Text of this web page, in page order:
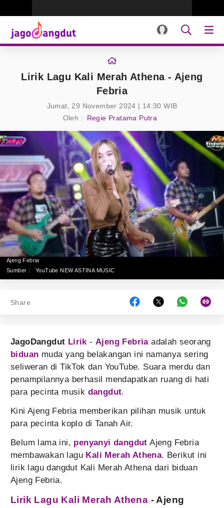
Lirik Lagu Kali Merah Athena - Ajeng
Febria
Jumat, 29 November 2024 | 14:30 WIB
Oleh :
Regie Pratama Putra
Ajeng Febria
Sumber :
YouTube NEW ASTINA MUSIC
Share
JagoDangdut Lirik-Ajeng Febriaadalah seorang
biduan muda yang belakangan ini namanya sering
seliweran di TikTok dan YouTube. Suara merdu dan
penampilannya berhasil mendapatkan ruang di hati
para pecinta musik dangdut.
Kini Ajeng Febria memberikan pilihan musik untuk
para pecinta koplo di Tanah Air.
Belum lama ini, penyanyi dangdut Ajeng Febria
membawakan lagu Kali Merah Athena. Berikut ini
lirik lagu dangdut Kali Merah Athena dari biduan
Ajeng Febria.
Lirik Lagu Kali Merah Athena - Ajeng